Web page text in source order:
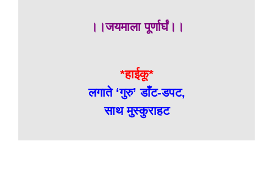
।।जयमाला पूर्णार्घं।।
*हाईकू*
लगाते ‘गुरु’ डाँट-डपट,
साथ मुस्कुराहट